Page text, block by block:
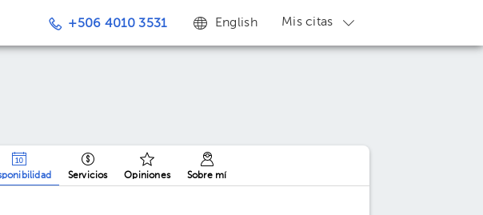
+506 4010 3531 English Mis citas
Servicios Opiniones Sobre mí